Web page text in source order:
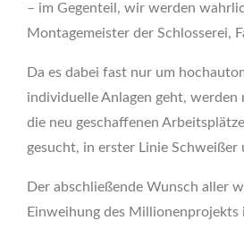
– im Gegenteil, wir werden
Montagemeister der Schlosserei,
Da es dabei fast nur um
individuelle Anlagen geht,
die neu geschaffenen
gesucht, in erster Linie Schweißer
Der abschließende Wunsch aller
Einweihung des Millionenprojekts